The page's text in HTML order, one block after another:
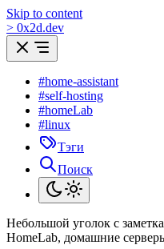
Skip to content
> 0x2d.dev
#home-assistant
#self-hosting
#homeLab
#linux
Тэги
Поиск
Небольшой уголок с
HomeLab, домашние